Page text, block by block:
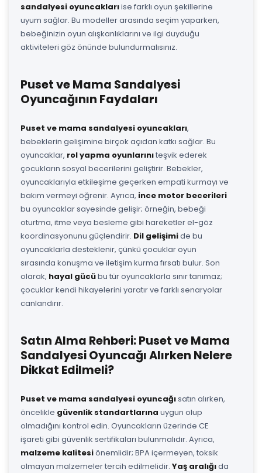
sandalyesi oyuncaklarıise farklı oyun şekillerine
uyum sağlar. Bu modeller arasında seçim yaparken,
bebeğinizin oyun alışkanlıklarını ve ilgi duyduğu
aktiviteleri göz önünde bulundurmalısınız.
Puset ve Mama Sandalyesi
Oyuncağının Faydaları
Puset ve mama sandalyesi oyuncakları,
bebeklerin gelişimine birçok açıdan katkı sağlar. Bu
oyuncaklar, rol yapma oyunlarınıteşvik ederek
çocukların sosyal becerilerini geliştirir. Bebekler,
oyuncaklarıyla etkileşime geçerken empati kurmayı ve
bakım vermeyi öğrenir. Ayrıca, ince motor becerileri
bu oyuncaklar sayesinde gelişir; örneğin, bebeği
oturtma, itme veya besleme gibi hareketler el-göz
koordinasyonunu güçlendirir. Dil gelişimide bu
oyuncaklarla desteklenir, çünkü çocuklar oyun
sırasında konuşma ve iletişim kurma fırsatı bulur. Son
olarak, hayal gücübu tür oyuncaklarla sınır tanımaz;
çocuklar kendi hikayelerini yaratır ve farklı senaryolar
canlandırır.
Satın Alma Rehberi: Puset ve Mama
Sandalyesi Oyuncağı Alırken Nelere
Dikkat Edilmeli?
Puset ve mama sandalyesi oyuncağısatın alırken,
öncelikle güvenlik standartlarına uygun olup
olmadığını kontrol edin. Oyuncakların üzerinde CE
işareti gibi güvenlik sertifikaları bulunmalıdır. Ayrıca,
malzeme kalitesiönemlidir; BPA içermeyen, toksik
olmayan malzemeler tercih edilmelidir. Yaş aralığıda